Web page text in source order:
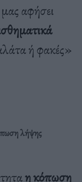
αφήσει
ή φακές»
λήψης
η κόπωση